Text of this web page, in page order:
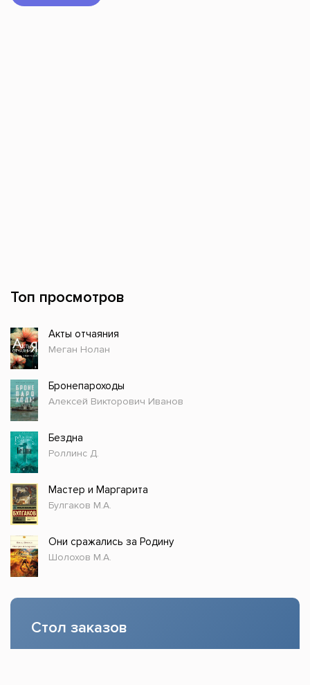
Топ просмотров
Акты отчаяния
Меган Нолан
Бронепароходы
Алексей Викторович Иванов
Бездна
Роллинс Д.
Мастер и Маргарита
Булгаков М.А.
Они сражались за Родину
Шолохов М.А.
Стол заказов